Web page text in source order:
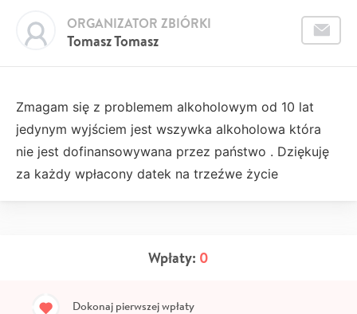
Tomasz Tomasz
ORGANIZATOR ZBIÓRKI
Zmagam się z problemem alkoholowym od 10 lat
jedynym wyjściem jest wszywka alkoholowa która
nie jest dofinansowywana przez państwo . Dziękuję
za każdy wpłacony datek na trzeźwe życie
Wpłaty: 0
Dokonaj pierwszej wpłaty